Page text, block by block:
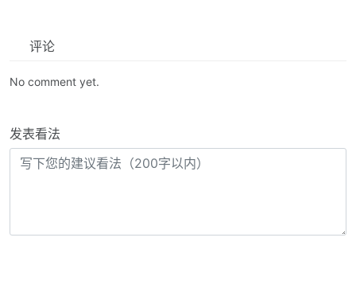
评论
No comment yet.
发表看法